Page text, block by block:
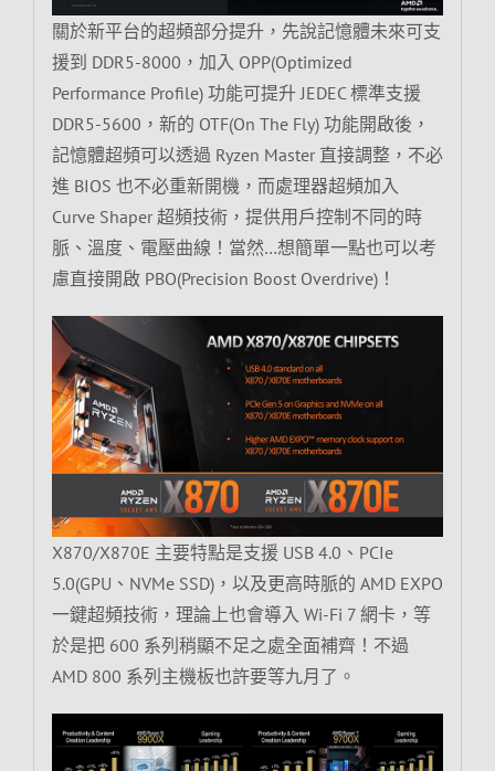
關於新平台的超頻部分提升，先說記憶體未來可支
援到 DDR5-8000，加入 OPP(Optimized
Performance Profile) 功能可提升 JEDEC 標準支援
DDR5-5600，新的 OTF(On The Fly) 功能開啟後，
記憶體超頻可以透過 Ryzen Master 直接調整，不必
進 BIOS 也不必重新開機，而處理器超頻加入
Curve Shaper 超頻技術，提供用戶控制不同的時
脈、溫度、電壓曲線！當然…想簡單一點也可以考
慮直接開啟 PBO(Precision Boost Overdrive)！
X870/X870E 主要特點是支援 USB 4.0、PCIe
5.0(GPU、NVMe SSD)，以及更高時脈的 AMD EXPO
一鍵超頻技術，理論上也會導入 Wi-Fi 7 網卡，等
於是把 600 系列稍顯不足之處全面補齊！不過
AMD 800 系列主機板也許要等九月了。